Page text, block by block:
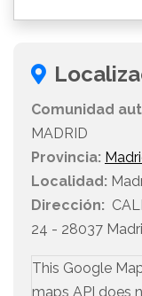
Comunidad
MADRID
Provincia:
Localidad:
Dirección:
24 - 28037
This Google
maps API does